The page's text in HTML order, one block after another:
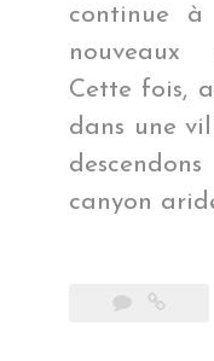
continue
nouveaux
Cette fois,
dans une
canyon